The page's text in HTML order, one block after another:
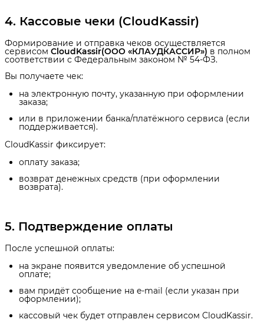
4. Кассовые чеки (CloudKassir)
Формирование и отправка чеков осуществляется
сервисом CloudKassir(ООО «КЛАУДКАССИР») в полном
соответствии с Федеральным законом № 54-ФЗ.
Вы получаете чек:
на электронную почту, указанную при оформлении
заказа;
или в приложении банка/платёжного сервиса (если
поддерживается).
CloudKassir фиксирует:
оплату заказа;
возврат денежных средств (при оформлении
возврата).
5. Подтверждение оплаты
После успешной оплаты:
на экране появится уведомление об успешной
оплате;
вам придёт сообщение на e-mail (если указан при
оформлении);
кассовый чек будет отправлен сервисом CloudKassir.